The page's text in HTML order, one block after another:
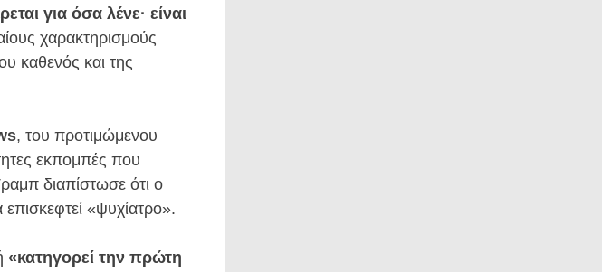
για όσα λένε· είναι
χαρακτηρισμούς
καθενός και της
, του προτιμώμενου
εκπομπές που
διαπίστωσε ότι ο
«ψυχίατρο».
«κατηγορεί την πρώτη